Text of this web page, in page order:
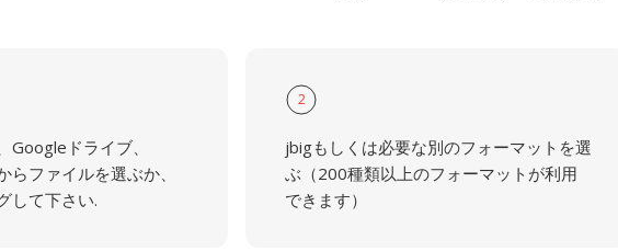
Googleドライブ、
ファイルを選ぶか、
して下さい.
2
jbigもしくは必要な別のフォーマットを選
ぶ（200種類以上のフォーマットが利用
できます）